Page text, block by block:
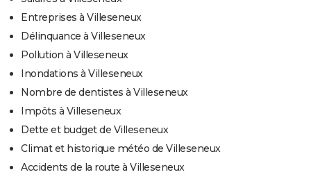
Entreprises à Villeseneux
Délinquance à Villeseneux
Pollution à Villeseneux
Inondations à Villeseneux
Nombre de dentistes à Villeseneux
Impôts à Villeseneux
Dette et budget de Villeseneux
Climat et historique météo de Villeseneux
Accidents de la route à Villeseneux